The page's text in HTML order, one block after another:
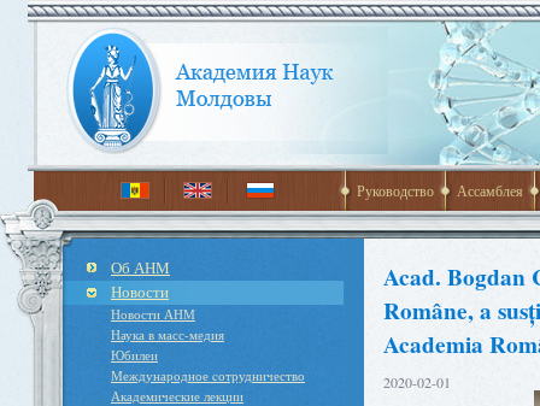
Руководство Ассамблея
Об АНМ
Новости
Новости АНМ
Наука в масс-медия
Юбилеи
Международное cотрудничество
Академические лекции
Acad. Bogdan
Române, a
Academia
2020-02-01